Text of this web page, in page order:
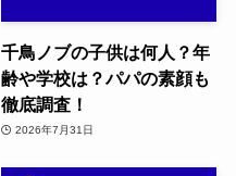
千鳥ノブの子供は何人？年
齢や学校は？パパの素顔も
徹底調査！
2026年7月31日